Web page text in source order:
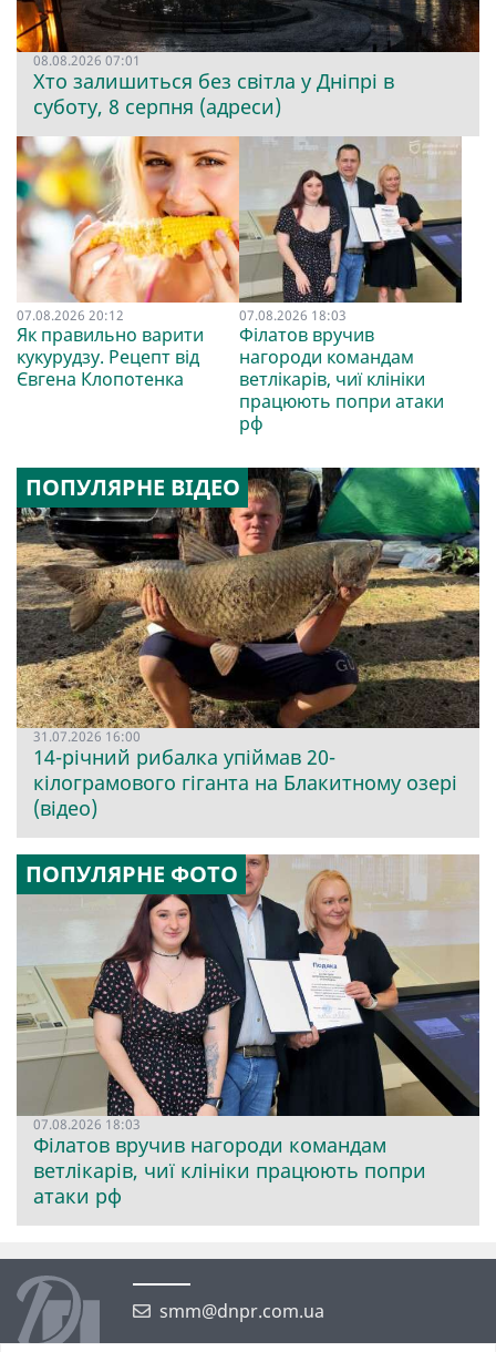
08.08.2026 07:01
Хто залишиться без світла у Дніпрі в
суботу, 8 серпня (адреси)
07.08.2026 20:12
Як правильно варити
кукурудзу. Рецепт від
Євгена Клопотенка
07.08.2026 18:03
Філатов вручив
нагороди командам
ветлікарів, чиї клініки
працюють попри атаки
рф
ПОПУЛЯРНЕ ВІДЕО
31.07.2026 16:00
14-річний рибалка упіймав 20-
кілограмового гіганта на Блакитному озері
(відео)
ПОПУЛЯРНЕ ФОТО
07.08.2026 18:03
Філатов вручив нагороди командам
ветлікарів, чиї клініки працюють попри
атаки рф
smm@dnpr.com.ua